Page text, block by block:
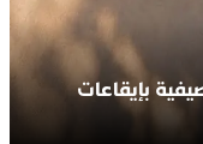
بإيقاعات